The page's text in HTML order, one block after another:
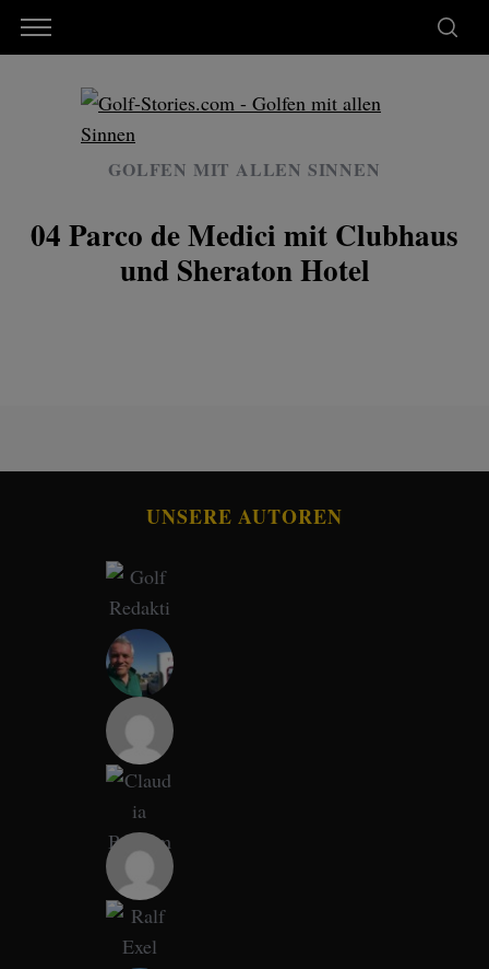
GOLFEN MIT ALLEN SINNEN
04 Parco de Medici mit Clubhaus
und Sheraton Hotel
UNSERE AUTOREN